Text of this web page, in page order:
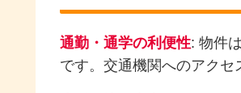
通勤・通学の利便性: 物件
です。交通機関へのアクセ